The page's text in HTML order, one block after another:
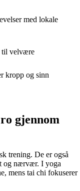
med lokale
til velvære
kropp og sinn
gjennom
trening. De er også
og nærvær. I yoga
mens tai chi fokuserer